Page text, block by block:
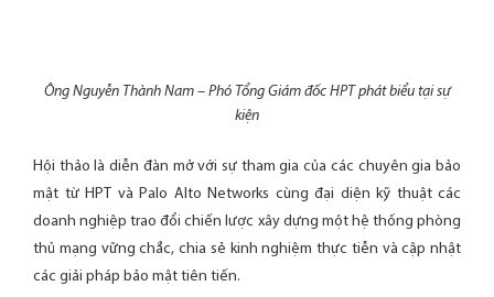
Ông Nguyễn Thành Nam – Phó Tổng Giám đốc HPT phát biểu tại sự
kiện
Hội thảo là diễn đàn mở với sự tham gia của các chuyên gia bảo
mật từ HPT và Palo Alto Networks cùng đại diện kỹ thuật các
doanh nghiệp trao đổi chiến lược xây dựng một hệ thống phòng
thủ mạng vững chắc, chia sẻ kinh nghiệm thực tiễn và cập nhật
các giải pháp bảo mật tiên tiến.